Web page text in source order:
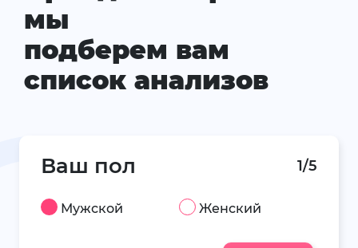
мы
подберем вам
список анализов
Ваш пол 1/5
Мужской Женский